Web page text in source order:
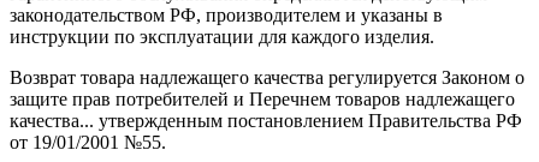
законодательством РФ, производителем и указаны в
инструкции по эксплуатации для каждого изделия.
Возврат товара надлежащего качества регулируется Законом о
защите прав потребителей и Перечнем товаров надлежащего
качества... утвержденным постановлением Правительства РФ
от 19/01/2001 №55.